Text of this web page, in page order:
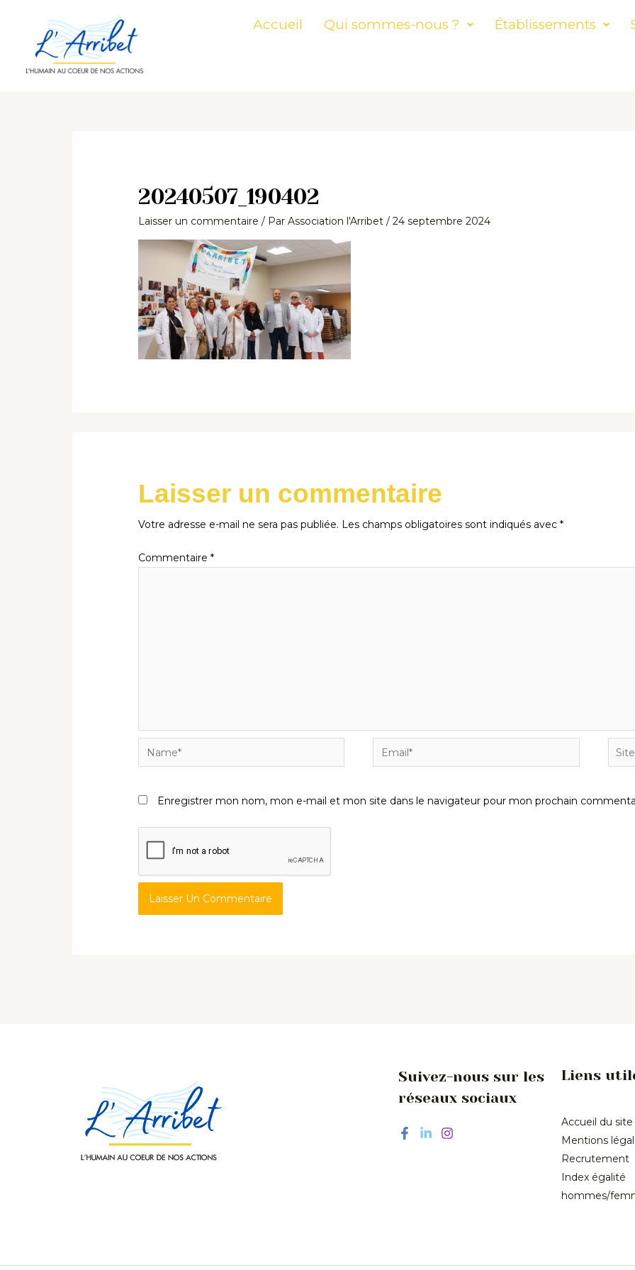
contenu
Accueil Qui sommes-nous ? Établissements
20240507_190402
Laisser un commentaire / ParAssociation l'Arribet/24 septembre 2024
Laisser un commentaire
Votre adresse e-mail ne sera pas publiée. Les champs obligatoires sont indiqués avec*
Commentaire*
Name* Email*
Site
Enregistrer mon nom, mon e-mail et mon site dans le navigateur pour mon prochain
Suivez-nous sur les
réseaux sociaux
Liens
Accueil du site
Mentions
Recrutement
Index égalité
hommes/